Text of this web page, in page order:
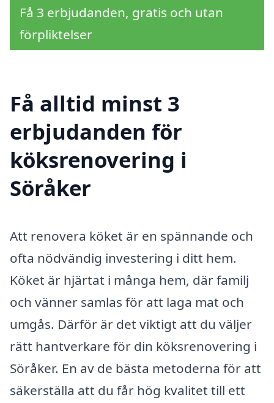
Få 3 erbjudanden, gratis och utan
förpliktelser
Få alltid minst 3
erbjudanden för
köksrenovering i
Söråker
Att renovera köket är en spännande och
ofta nödvändig investering i ditt hem.
Köket är hjärtat i många hem, där familj
och vänner samlas för att laga mat och
umgås. Därför är det viktigt att du väljer
rätt hantverkare för din köksrenovering i
Söråker. En av de bästa metoderna för att
säkerställa att du får hög kvalitet till ett